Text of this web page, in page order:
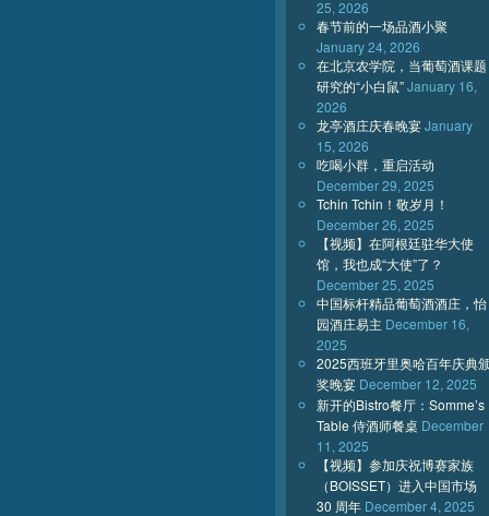
25, 2026
春节前的一场品酒小聚
January 24, 2026
在北京农学院，当葡萄酒课题
研究的“小白鼠”January 16,
2026
龙亭酒庄庆春晚宴January
15, 2026
吃喝小群，重启活动
December 29, 2025
Tchin Tchin！敬岁月！
December 26, 2025
【视频】在阿根廷驻华大使
馆，我也成“大使”了？
December 25, 2025
中国标杆精品葡萄酒酒庄，怡
园酒庄易主 December 16,
2025
2025西班牙里奥哈百年庆典
奖晚宴 December 12, 2025
新开的Bistro餐厅：Somme’s
Table 侍酒师餐桌 December
11, 2025
【视频】参加庆祝博赛家族
（BOISSET）进入中国市场
30 周年 December 4, 2025